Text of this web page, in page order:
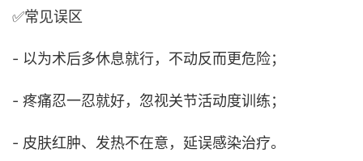
✅常见误区
- 以为术后多休息就行，不动反而更危险；
- 疼痛忍一忍就好，忽视关节活动度训练；
- 皮肤红肿、发热不在意，延误感染治疗。